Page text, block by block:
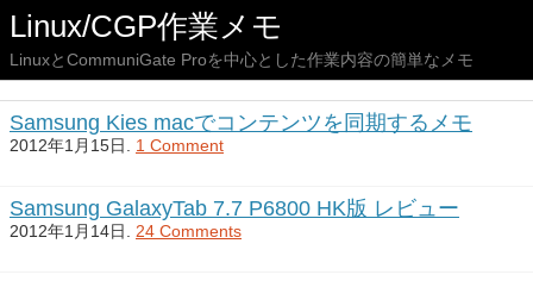
Linux/CGP作業メモ
LinuxとCommuniGate Proを中心とした作業内容の簡単なメモ
Samsung Kies macでコンテンツを同期するメモ
2012年1月15日. 1 Comment
Samsung GalaxyTab 7.7 P6800 HK版 レビュー
2012年1月14日. 24 Comments